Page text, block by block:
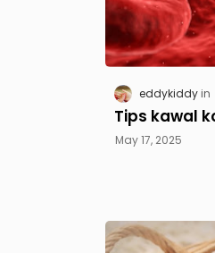
eddykiddy
Tips kawal
May 17, 2025